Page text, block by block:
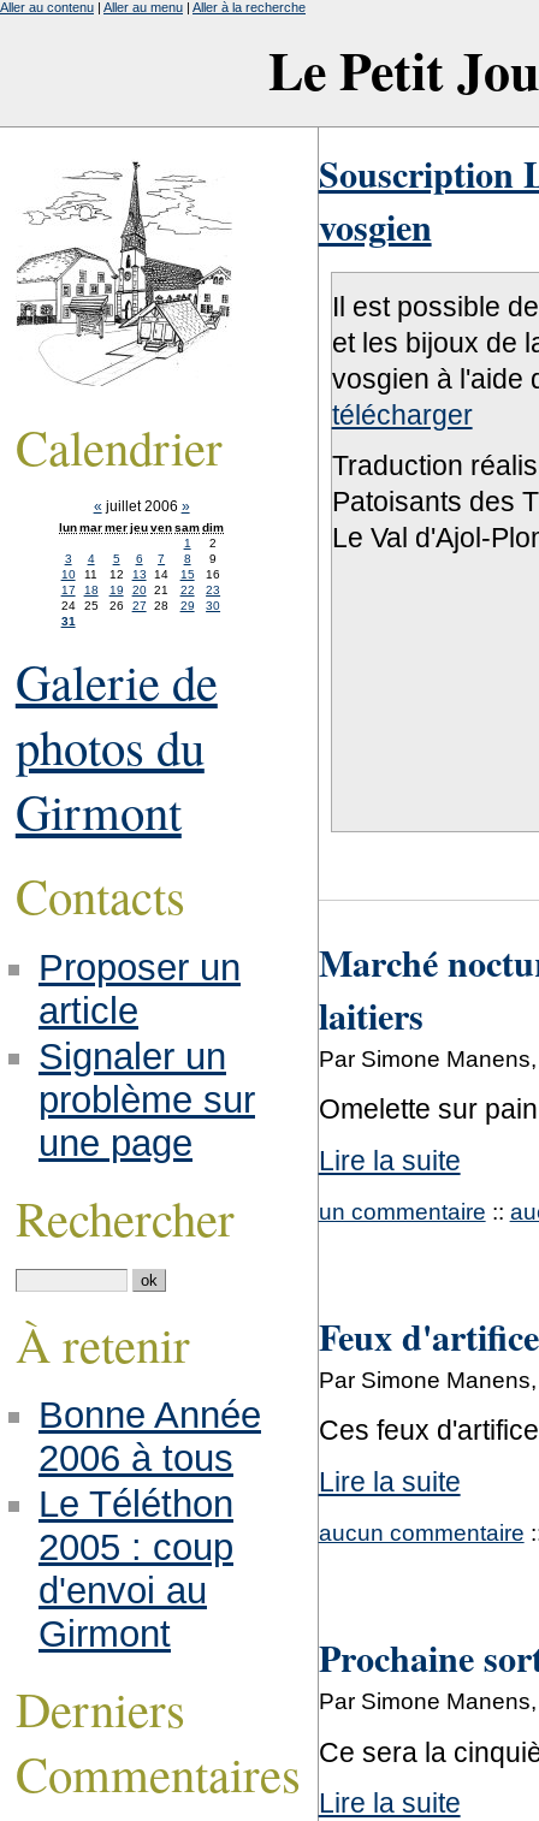
Le Petit
Aller au contenu | Aller au menu | Aller à la recherche
Souscription
vosgien
Il est possible
et les bijoux de
vosgien à l'aide
télécharger
Traduction
Patoisants des
Le Val d'Ajol-
Marché
laitiers
Par Simone
Omelette sur
Lire la suite
un commentaire ::
Feux d'artifice
Par Simone
Ces feux
Lire la suite
aucun commentaire
Prochaine
Par Simone
Ce sera la
Lire la suite
Calendrier
« juillet 2006 »
lunmarmerjeuvensamdim
1
2
3
4 5 6 7 8
9
10
11 12 13 14 15
16
17
18 19 20 21 22
23
24
25 26 27 28 29
30
31
Galerie de
photos du
Girmont
Contacts
Proposer un
article
Signaler un
problème sur
une page
Rechercher
À retenir
Bonne Année
2006 à tous
Le Téléthon
2005 : coup
d'envoi au
Girmont
Derniers
Commentaires